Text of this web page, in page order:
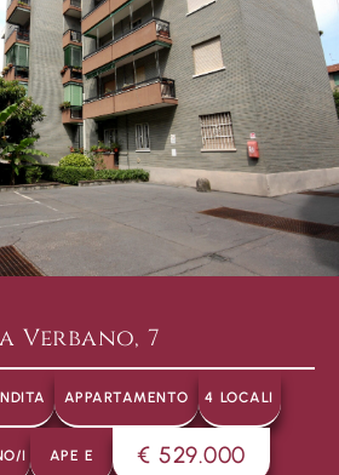
Verbano, 7
APPARTAMENTO 4 LOCALI
I APE E € 529.000